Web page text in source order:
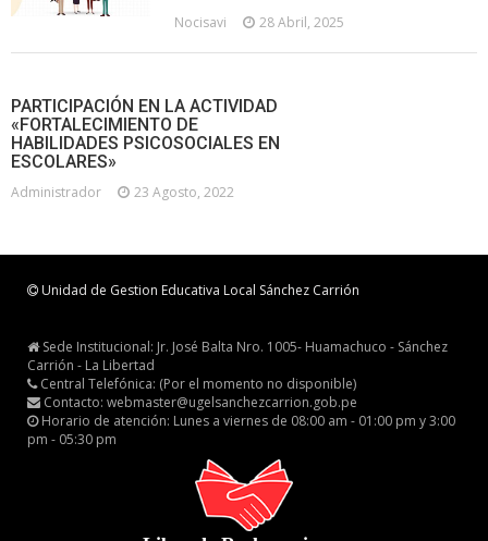
Nocisavi 28 Abril, 2025
PARTICIPACIÓN EN LA ACTIVIDAD
«FORTALECIMIENTO DE
HABILIDADES PSICOSOCIALES EN
ESCOLARES»
Administrador 23 Agosto, 2022
Unidad de Gestion Educativa Local Sánchez Carrión
Sede Institucional: Jr. José Balta Nro. 1005- Huamachuco - Sánchez
Carrión - La Libertad
Central Telefónica: (Por el momento no disponible)
Contacto: webmaster@ugelsanchezcarrion.gob.pe
Horario de atención: Lunes a viernes de 08:00 am - 01:00 pm y 3:00
pm - 05:30 pm